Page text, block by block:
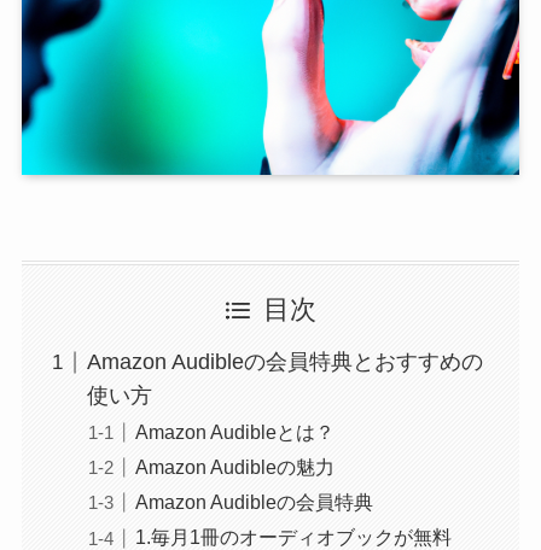
目次
Amazon Audibleの会員特典とおすすめの
使い方
Amazon Audibleとは？
Amazon Audibleの魅力
Amazon Audibleの会員特典
1.毎月1冊のオーディオブックが無料